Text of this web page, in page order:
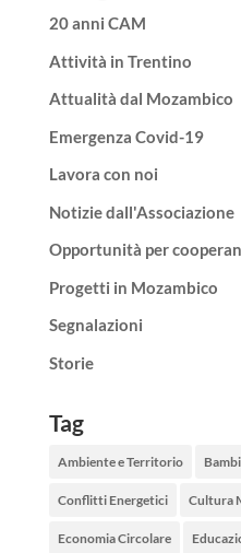
20 anni CAM
Attività in Trentino
Attualità dal Mozambico
Emergenza Covid-19
Lavora con noi
Notizie dall'Associazione
Opportunità per
Progetti in Mozambico
Segnalazioni
Storie
Tag
Ambiente e Territorio
Conflitti Energetici Cultura
Economia Circolare